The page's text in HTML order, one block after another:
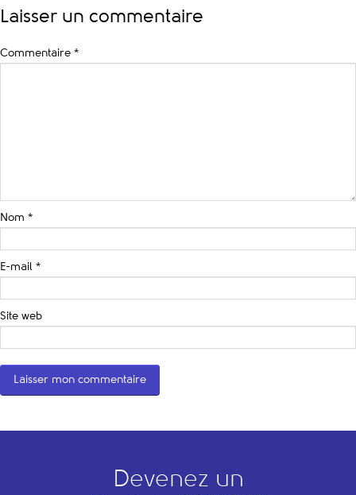
Laisser un commentaire
Commentaire *
Nom *
E-mail *
Site web
Devenez un